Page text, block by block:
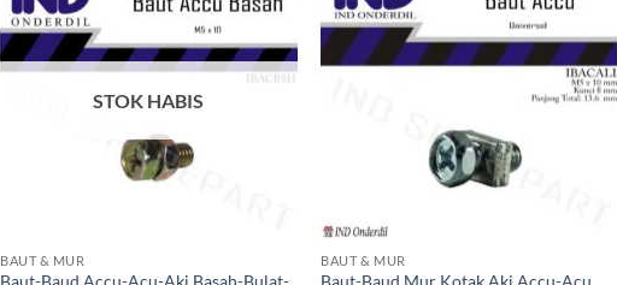
Tambahkan
ke Wishlist
STOK HABIS
BAUT & MUR
Tambahkan
ke Wishlist
BAUT & MUR